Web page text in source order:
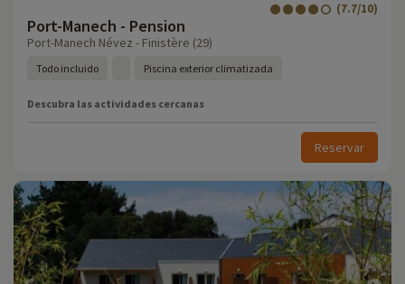
Port-Manech - Pension
(7.7/10)
Port-Manech Névez - Finistère (29)
Todo incluido Piscina exterior climatizada
Descubra las actividades cercanas
Reservar